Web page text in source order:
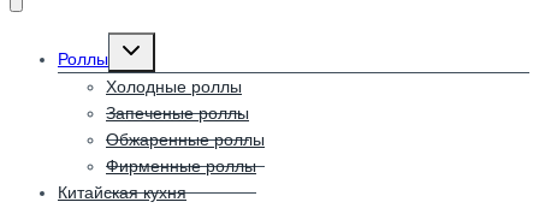
Роллы
Развернуть
меню
Холодные роллы
Запеченые роллы
Обжаренные роллы
Фирменные роллы
Китайская кухня